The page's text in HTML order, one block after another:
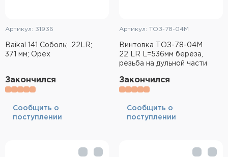
Инструменты
Опоры и станки для оружия
Термосы, термосумки, бутылки
Холодная пристрелка оружия
Артикул: 31936
Baikal 141 Соболь; .22LR;
371 мм; Орех
Закончился
Cообщить о
поступлении
Артикул: ТОЗ-78-04М
Винтовка ТОЗ-78-04М
22 LR L=536мм берёза,
резьба на дульной части
Закончился
Cообщить о
поступлении